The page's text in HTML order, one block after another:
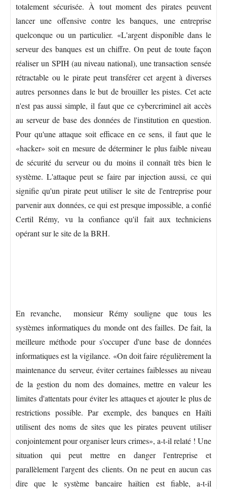
totalement sécurisée. À tout moment des pirates peuvent
lancer une offensive contre les banques, une entreprise
quelconque ou un particulier. «L'argent disponible dans le
serveur des banques est un chiffre. On peut de toute façon
réaliser un SPIH (au niveau national), une transaction sensée
rétractable ou le pirate peut transférer cet argent à diverses
autres personnes dans le but de brouiller les pistes. Cet acte
n'est pas aussi simple, il faut que ce cybercriminel ait accès
au serveur de base des données de l'institution en question.
Pour qu'une attaque soit efficace en ce sens, il faut que le
«hacker» soit en mesure de déterminer le plus faible niveau
de sécurité du serveur ou du moins il connaît très bien le
système. L'attaque peut se faire par injection aussi, ce qui
signifie qu'un pirate peut utiliser le site de l'entreprise pour
parvenir aux données, ce qui est presque impossible, a confié
Certil Rémy, vu la confiance qu'il fait aux techniciens
opérant sur le site de la BRH.
En revanche, monsieur Rémy souligne que tous les
systèmes informatiques du monde ont des failles. De fait, la
meilleure méthode pour s'occuper d'une base de données
informatiques est la vigilance. «On doit faire régulièrement la
maintenance du serveur, éviter certaines faiblesses au niveau
de la gestion du nom des domaines, mettre en valeur les
limites d'attentats pour éviter les attaques et ajouter le plus de
restrictions possible. Par exemple, des banques en Haïti
utilisent des noms de sites que les pirates peuvent utiliser
conjointement pour organiser leurs crimes», a-t-il relaté ! Une
situation qui peut mettre en danger l'entreprise et
parallèlement l'argent des clients. On ne peut en aucun cas
dire que le système bancaire haïtien est fiable, a-t-il